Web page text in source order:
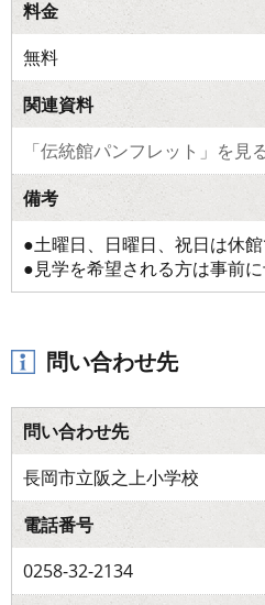
料金
無料
関連資料
「伝統館パンフレット」を見
備考
●土曜日、日曜日、祝日は休館
●見学を希望される方は事前に
問い合わせ先
問い合わせ先
長岡市立阪之上小学校
電話番号
0258-32-2134